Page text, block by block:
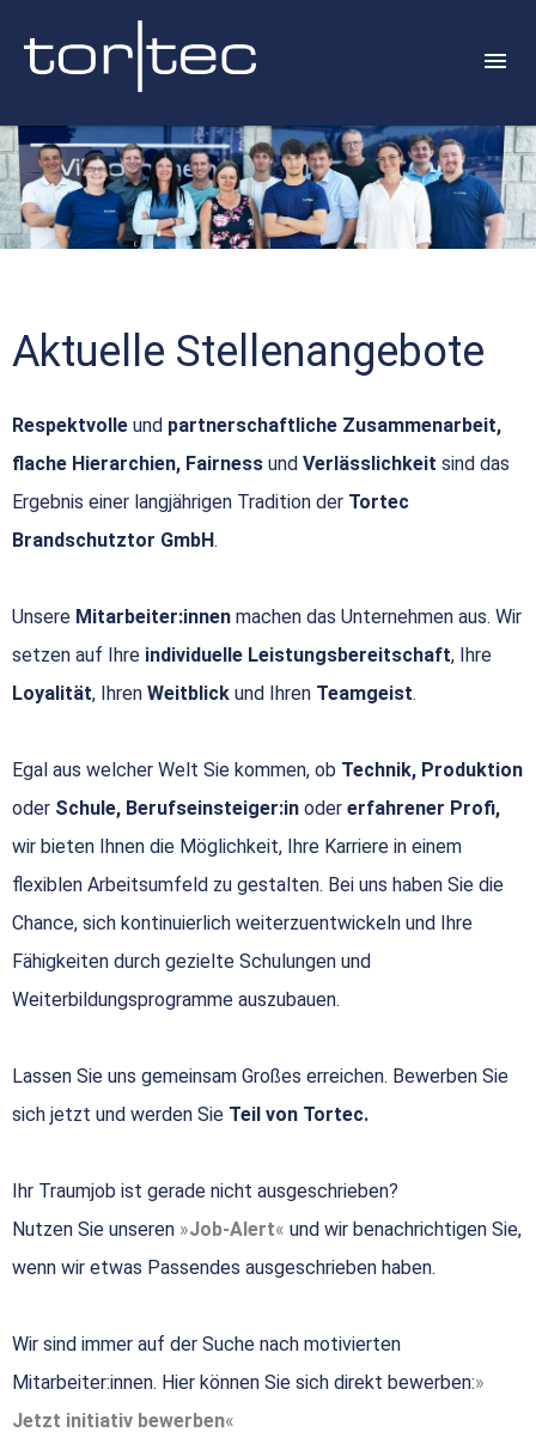
Aktuelle Stellenangebote
Respektvolle und partnerschaftliche Zusammenarbeit,
flache Hierarchien, Fairness und Verlässlichkeit sind das
Ergebnis einer langjährigen Tradition der Tortec
Brandschutztor GmbH.
Unsere Mitarbeiter:innen machen das Unternehmen aus. Wir
setzen auf Ihre individuelle Leistungsbereitschaft, Ihre
Loyalität, Ihren Weitblick und Ihren Teamgeist.
Egal aus welcher Welt Sie kommen, ob Technik, Produktion
oder Schule, Berufseinsteiger:in oder erfahrener Profi,
wir bieten Ihnen die Möglichkeit, Ihre Karriere in einem
flexiblen Arbeitsumfeld zu gestalten. Bei uns haben Sie die
Chance, sich kontinuierlich weiterzuentwickeln und Ihre
Fähigkeiten durch gezielte Schulungen und
Weiterbildungsprogramme auszubauen.
Lassen Sie uns gemeinsam Großes erreichen. Bewerben Sie
sich jetzt und werden Sie Teil von Tortec.
Ihr Traumjob ist gerade nicht ausgeschrieben?
Nutzen Sie unseren
Job-Alert
und wir benachrichtigen Sie,
wenn wir etwas Passendes ausgeschrieben haben.
Wir sind immer auf der Suche nach motivierten
Mitarbeiter:innen. Hier können Sie sich direkt bewerben:
Jetzt initiativ bewerben